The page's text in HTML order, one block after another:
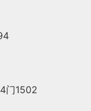
门1502